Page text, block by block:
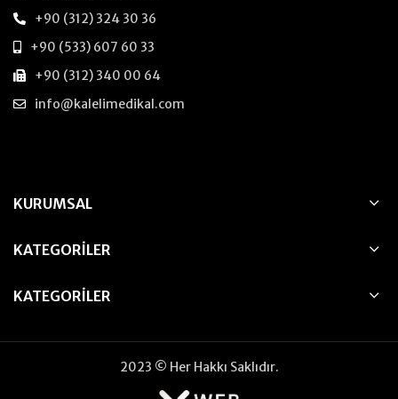
+90 (312) 324 30 36
+90 (533) 607 60 33
+90 (312) 340 00 64
info@kalelimedikal.com
KURUMSAL
KATEGORILER
KATEGORILER
2023 © Her Hakkı Saklıdır.